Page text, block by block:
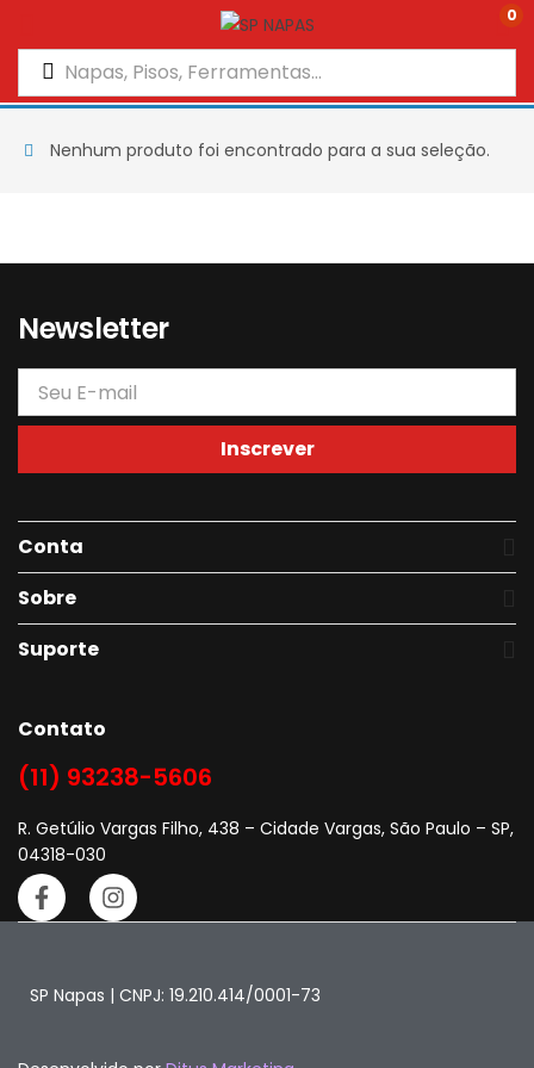
0
Nenhum produto foi encontrado para a sua seleção.
Newsletter
Inscrever
Conta
Sobre
Suporte
Contato
(11) 93238-5606
R. Getúlio Vargas Filho, 438 – Cidade Vargas, São Paulo – SP,
04318-030
SP Napas | CNPJ: 19.210.414/0001-73